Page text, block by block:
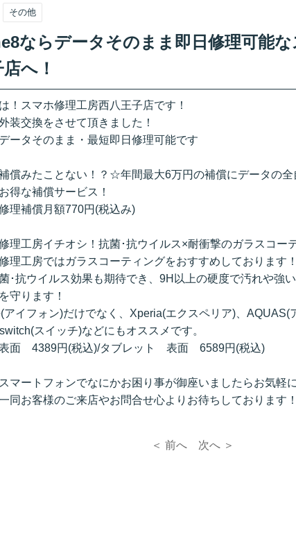
その他
ならデータそのまま即日修理可能
へ！
！スマホ修理工房西八王子店です！
装交換をさせて頂きました！
ータそのまま・最短即日修理可能です
償みたことない！？☆年間最大6万円の補償にデータの全
得な補償サービス！
理補償月額770円(税込み)
理工房イチオシ！抗菌･抗ウイルス×耐衝撃のガラスコー
理工房ではガラスコーティングをおすすめしております
･抗ウイルス効果も期待でき、9H以上の硬度で汚れや強
守ります！
イフォン)だけでなく、Xperia(エクスペリア)、AQUAS(
スイッチ)などにもオススメです。
面 4389円(税込)/タブレット 表面 6589円(税込)
マートフォンでなにかお困り事が御座いましたらお気軽
同お客様のご来店やお問合せ心よりお待ちしております！
＜ 前へ 次へ ＞